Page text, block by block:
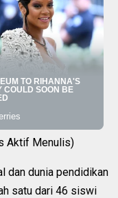
Aktif Menulis)
dan dunia pendidikan
satu dari 46 siswi